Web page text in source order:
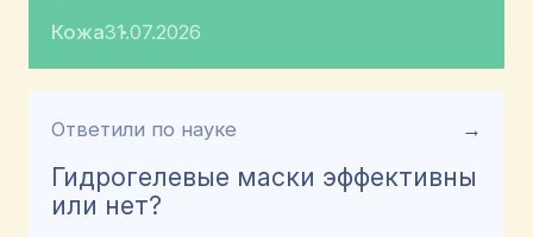
Кожа31.07.2026
Ответили по науке →
Гидрогелевые маски эффективны
или нет?